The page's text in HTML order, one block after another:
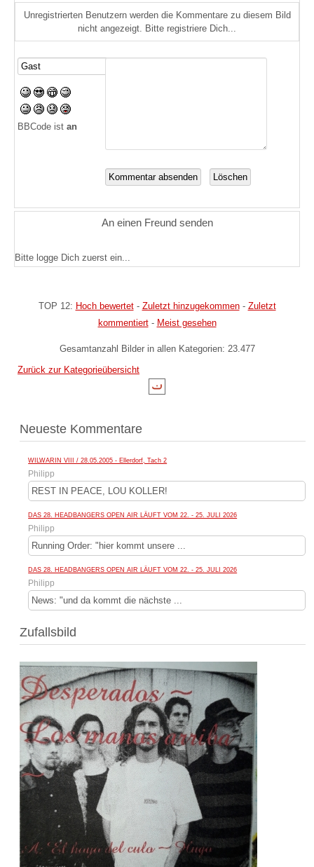
Unregistrierten Benutzern werden die Kommentare zu diesem Bild
nicht angezeigt. Bitte registriere Dich...
BBCode ist an
An einen Freund senden
Bitte logge Dich zuerst ein...
TOP 12: Hoch bewertet- Zuletzt hinzugekommen- Zuletzt
kommentiert- Meist gesehen
Gesamtanzahl Bilder in allen Kategorien: 23.477
Zurück zur Kategorieübersicht
Neueste Kommentare
WILWARIN VIII / 28.05.2005 - Ellerdorf, Tach 2
Philipp
REST IN PEACE, LOU KOLLER!
DAS 28. HEADBANGERS OPEN AIR LÄUFT VOM 22. - 25. JULI 2026
Philipp
Running Order: "hier kommt unsere ...
DAS 28. HEADBANGERS OPEN AIR LÄUFT VOM 22. - 25. JULI 2026
Philipp
News: "und da kommt die nächste ...
Zufallsbild